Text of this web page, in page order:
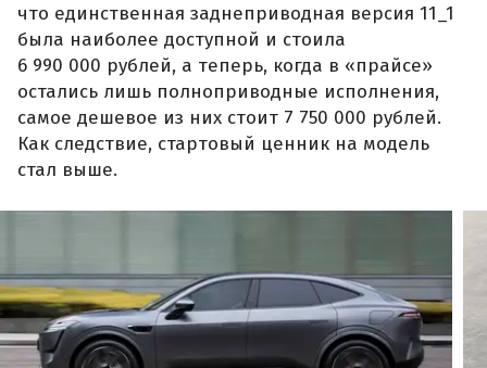
что единственная заднеприводная версия 11_1
была наиболее доступной и стоила
6 990 000 рублей, а теперь, когда в «прайсе»
остались лишь полноприводные исполнения,
самое дешевое из них стоит 7 750 000 рублей.
Как следствие, стартовый ценник на модель
стал выше.